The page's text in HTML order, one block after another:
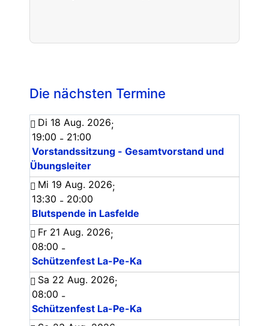
Die nächsten Termine
Di 18 Aug. 2026;
19:00 - 21:00
Vorstandssitzung - Gesamtvorstand und
Übungsleiter
Mi 19 Aug. 2026;
13:30 - 20:00
Blutspende in Lasfelde
Fr 21 Aug. 2026;
08:00 -
Schützenfest La-Pe-Ka
Sa 22 Aug. 2026;
08:00 -
Schützenfest La-Pe-Ka